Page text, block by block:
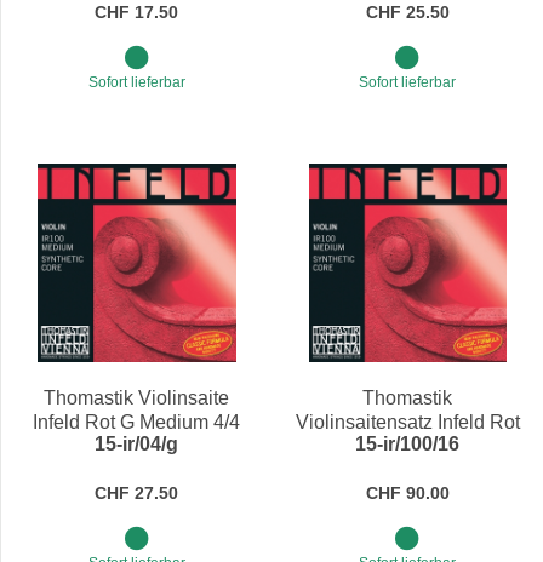
CHF 17.50
Sofort lieferbar
CHF 25.50
Sofort lieferbar
Thomastik Violinsaite
Infeld Rot G Medium 4/4
15-ir/04/g
CHF 27.50
Thomastik
Violinsaitensatz Infeld Rot
Medium 4/4
15-ir/100/16
CHF 90.00